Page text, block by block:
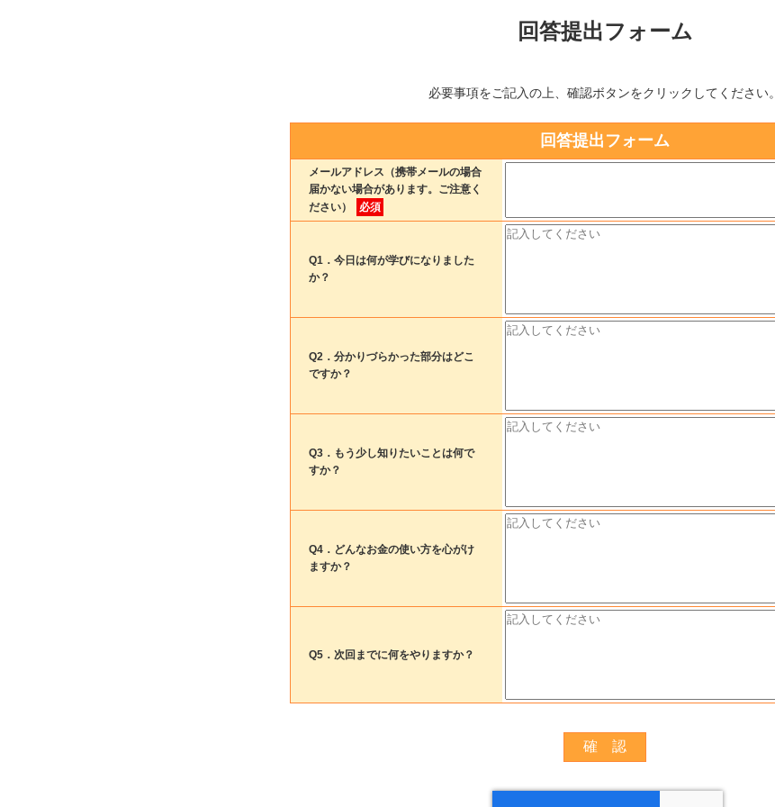
回答提出フォーム
必要事項をご記入の上、確認ボタンをクリックしてください。
回答提出フォーム
メールアドレス（携帯メールの場合
届かない場合があります。ご注意く
ださい）
必須
Q1．今日は何が学びになりました
か？
Q2．分かりづらかった部分はどこ
ですか？
Q3．もう少し知りたいことは何で
すか？
Q4．どんなお金の使い方を心がけ
ますか？
Q5．次回までに何をやりますか？